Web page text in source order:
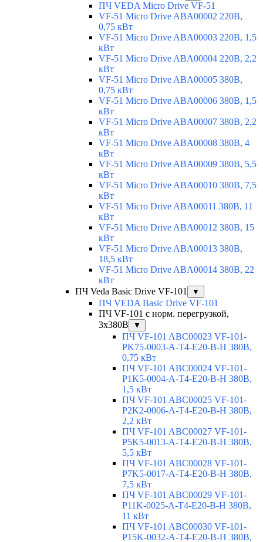
ПЧ VEDA Micro Drive VF-51
VF-51 Micro Drive ABA00002 220В,
0,75 кВт
VF-51 Micro Drive ABA00003 220В, 1,5
кВт
VF-51 Micro Drive ABA00004 220В, 2,2
кВт
VF-51 Micro Drive ABA00005 380В,
0,75 кВт
VF-51 Micro Drive ABA00006 380В, 1,5
кВт
VF-51 Micro Drive ABA00007 380В, 2,2
кВт
VF-51 Micro Drive ABA00008 380В, 4
кВт
VF-51 Micro Drive ABA00009 380В, 5,5
кВт
VF-51 Micro Drive ABA00010 380В, 7,5
кВт
VF-51 Micro Drive ABA00011 380В, 11
кВт
VF-51 Micro Drive ABA00012 380В, 15
кВт
VF-51 Micro Drive ABA00013 380В,
18,5 кВт
VF-51 Micro Drive ABA00014 380В, 22
кВт
ПЧ Veda Basic Drive VF-101
▼
ПЧ VEDA Basic Drive VF-101
ПЧ VF-101 с норм. перегрузкой,
3х380В
▼
ПЧ VF-101 ABC00023 VF-101-
PK75-0003-A-T4-E20-B-H 380В,
0,75 кВт
ПЧ VF-101 ABC00024 VF-101-
P1K5-0004-A-T4-E20-B-H 380В,
1,5 кВт
ПЧ VF-101 ABC00025 VF-101-
P2K2-0006-A-T4-E20-B-H 380В,
2,2 кВт
ПЧ VF-101 ABC00027 VF-101-
P5K5-0013-A-T4-E20-B-H 380В,
5,5 кВт
ПЧ VF-101 ABC00028 VF-101-
P7K5-0017-A-T4-E20-B-H 380В,
7,5 кВт
ПЧ VF-101 ABC00029 VF-101-
P11K-0025-A-T4-E20-B-H 380В,
11 кВт
ПЧ VF-101 ABC00030 VF-101-
P15K-0032-A-T4-E20-B-H 380В,